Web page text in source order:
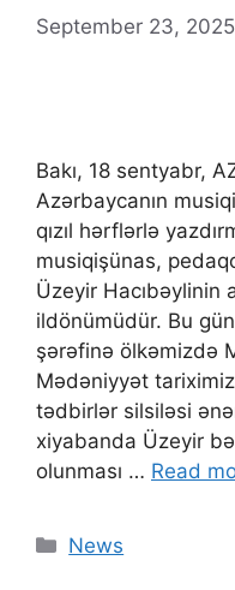
September 23, 2025
Bakı, 18 sentyabr,
Azərbaycanın
qızıl hərflərlə
musiqişünas,
Üzeyir Hacıbəylinin
ildönümüdür. Bu
şərəfinə ölkəmizdə
Mədəniyyət
tədbirlər silsiləsi
xiyabanda Üzeyir
olunması … Read
News